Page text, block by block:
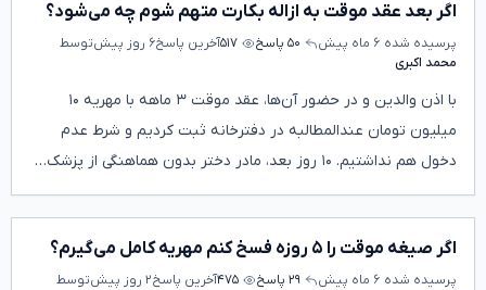
اگر بعد عقد موقت به ازاله بکارت متهم شوم چه می‌شود؟
پرسیده شده ۶ ماه پیش ۵۰ پاسخ ۵۱۷آخرین پاسخ۶ روز پیش
توسط
محمد اکبری
با اذن والدین و در حضور آن‌ها، عقد موقت ۳ ماهه با مهریه ۱۰
میلیون تومان عندالمطالبه در دفترخانه ثبت کردیم و شرط عدم
دخول هم نداشتیم. ۱۰ روز بعد، مادر دختر بدون هماهنگی از پزشک…
اگر صیغه موقت را ۵ روزه فسخ کنم مهریه کامل می‌گیرم؟
پرسیده شده ۶ ماه پیش ۲۹ پاسخ ۴۷۵آخرین پاسخ۲ روز پیش
توسط